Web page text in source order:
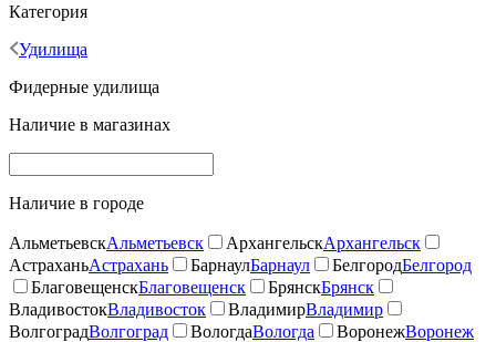
Категория
Удилища
Фидерные удилища
Наличие в магазинах
Наличие в городе
АльметьевскАльметьевск АрхангельскАрхангельск
АстраханьАстрахань БарнаулБарнаул БелгородБелгород
БлаговещенскБлаговещенск БрянскБрянск
ВладивостокВладивосток ВладимирВладимир
ВолгоградВолгоград ВологдаВологда ВоронежВоронеж